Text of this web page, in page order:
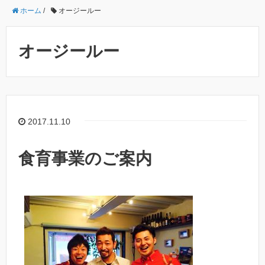
ホーム / オージールー
オージールー
2017.11.10
食育事業のご案内